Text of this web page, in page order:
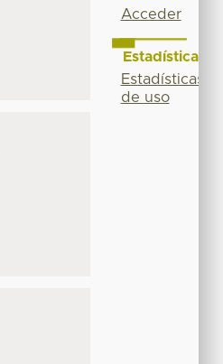
Acceder
Estadísticas
Estadísticas
de uso